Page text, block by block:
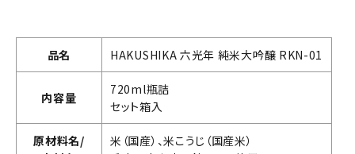
品名 HAKUSHIKA 六光年 純米大吟醸 RKN-01
内容量
720ml瓶詰
セット箱入
原材料名/
米（国産）、米こうじ（国産米）